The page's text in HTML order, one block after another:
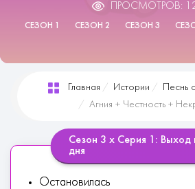
ПРОСМОТРОВ:
СЕЗОН 1 СЕЗОН 2 СЕЗОН 3
Главная Истории
Песнь
Агния + Честность +
Сезон 3 х Серия 1: Выход
дня
Остановилась